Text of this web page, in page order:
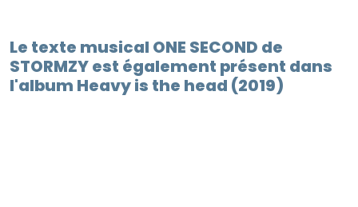
Le texte musical ONE SECOND de
STORMZY est également présent dans
l'album Heavy is the head (2019)